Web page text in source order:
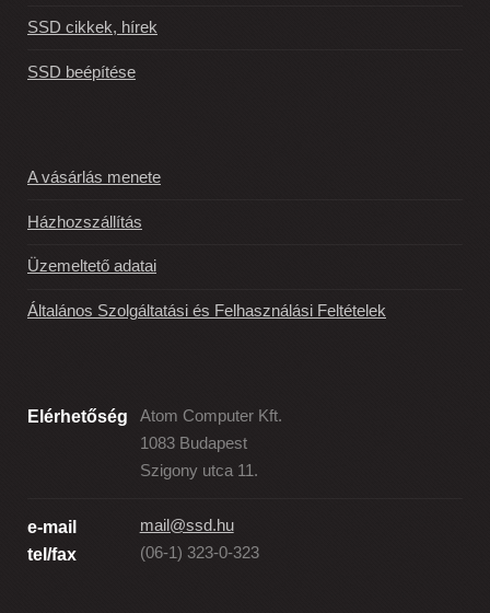
SSD cikkek, hírek
SSD beépítése
A vásárlás menete
Házhozszállítás
Üzemeltető adatai
Általános Szolgáltatási és Felhasználási Feltételek
Elérhetőség
Atom Computer Kft.
1083 Budapest
Szigony utca 11.
e-mail
tel/fax
mail@ssd.hu
(06-1) 323-0-323